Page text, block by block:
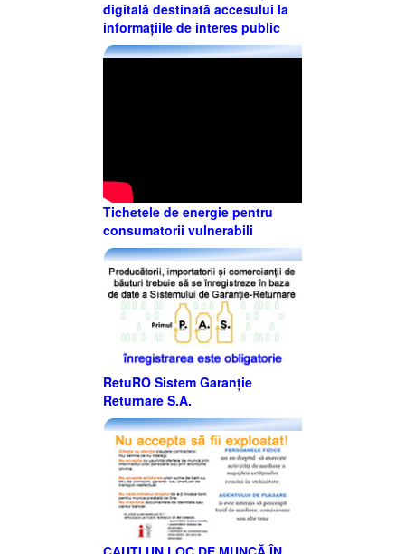
digitală destinată accesului la
informațiile de interes public
Tichetele de energie pentru
consumatorii vulnerabili
RetuRO Sistem Garanție
Returnare S.A.